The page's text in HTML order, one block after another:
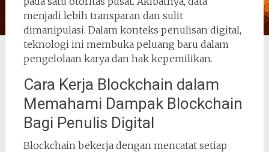
menjadi lebih transparan dan sulit
dimanipulasi. Dalam konteks penulisan digital,
teknologi ini membuka peluang baru dalam
pengelolaan karya dan hak kepemilikan.
Cara Kerja Blockchain dalam
Memahami Dampak Blockchain
Bagi Penulis Digital
Blockchain bekerja dengan mencatat setiap